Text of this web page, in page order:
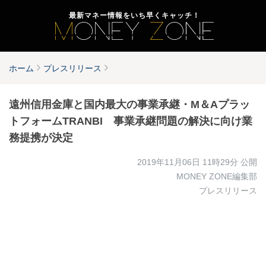
最新マネー情報をいち早くキャッチ！
ホーム プレスリリース
遠州信用金庫と国内最大の事業承継・M＆Aプラッ
トフォームTRANBI 事業承継問題の解決に向け業
務提携が決定
2019年11月06日 11時29分 公開
MONEY ZONE編集部
プレスリリース